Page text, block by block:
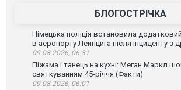
БЛОГОСТРІЧКА
Німецька поліція встановила
в аеропорту Лейпцига після інциденту з
09.08.2026, 06:31
Піжама і танець на кухні: Меган Маркл
святкуванням 45-річчя (Факти)
09.08.2026, 06:01